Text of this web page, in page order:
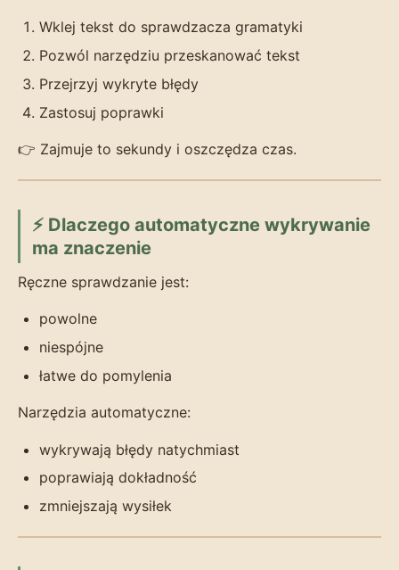
Wklej tekst do sprawdzacza gramatyki
Pozwól narzędziu przeskanować tekst
Przejrzyj wykryte błędy
Zastosuj poprawki
👉 Zajmuje to sekundy i oszczędza czas.
⚡ Dlaczego automatyczne wykrywanie
ma znaczenie
Ręczne sprawdzanie jest:
powolne
niespójne
łatwe do pomylenia
Narzędzia automatyczne:
wykrywają błędy natychmiast
poprawiają dokładność
zmniejszają wysiłek